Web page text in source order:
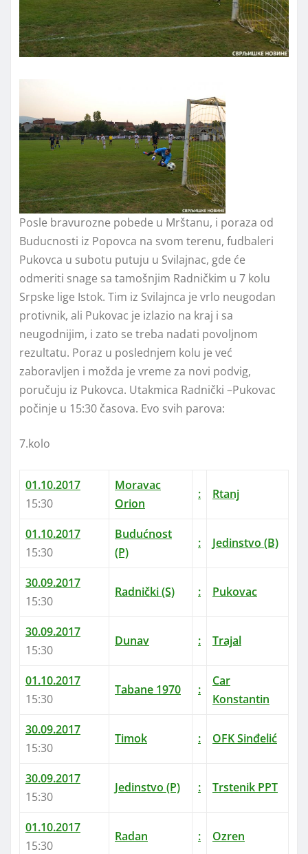
Posle bravurozne pobede u Mrštanu, i poraza od
Buducnosti iz Popovca na svom terenu, fudbaleri
Pukovca u subotu putuju u Svilajnac, gde će
odmeriti snage sa tamošnjim Radničkim u 7 kolu
Srpske lige Istok. Tim iz Svilajnca je vrlo neugodan
protivnik, ali Pukovac je izlazio na kraj i sa
neugodnijim, i zato se treba nadati povoljnom
rezultatu. Poraz u poslednjem kolu je već
zaboravljen i možda je vreme za novi podvig,
poručuju iz Pukovca. Utakmica Radnički –Pukovac
počinje u 15:30 časova. Evo svih parova:
7.kolo
01.10.2017
15:30
Moravac
Orion
: Rtanj
01.10.2017
15:30
Budućnost
(P)
: Jedinstvo (B)
30.09.2017
15:30
Radnički (S) : Pukovac
30.09.2017
15:30
Dunav : Trajal
01.10.2017
15:30
Tabane 1970 :
Car
Konstantin
30.09.2017
15:30
Timok : OFK Sinđelić
30.09.2017
15:30
Jedinstvo (P) : Trstenik PPT
01.10.2017
15:30
Radan : Ozren